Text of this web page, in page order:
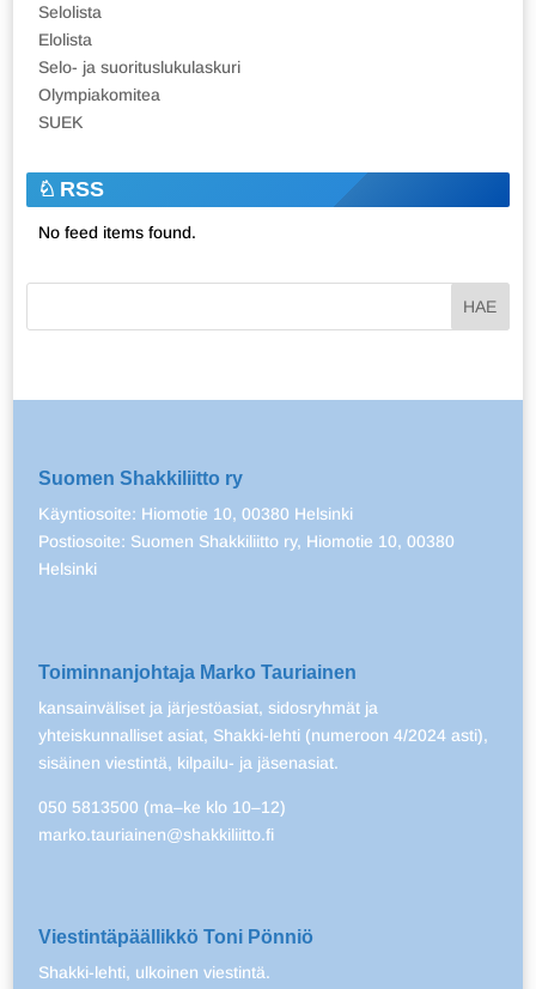
Selolista
Elolista
Selo- ja suorituslukulaskuri
Olympiakomitea
SUEK
RSS
No feed items found.
Suomen Shakkiliitto ry
Käyntiosoite: Hiomotie 10, 00380 Helsinki
Postiosoite: Suomen Shakkiliitto ry, Hiomotie 10, 00380
Helsinki
Toiminnanjohtaja Marko Tauriainen
kansainväliset ja järjestöasiat, sidosryhmät ja
yhteiskunnalliset asiat, Shakki-lehti (numeroon 4/2024 asti),
sisäinen viestintä, kilpailu- ja jäsenasiat.
050 5813500 (ma–ke klo 10–12)
marko.tauriainen@shakkiliitto.fi
Viestintäpäällikkö Toni Pönniö
Shakki-lehti, ulkoinen viestintä.